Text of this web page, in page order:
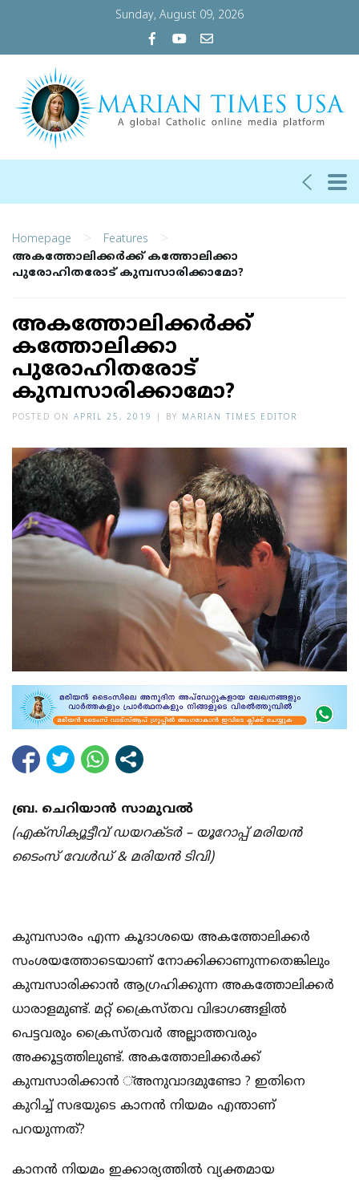
Sunday, August 09, 2026
Homepage > Features >
അകത്തോലിക്കര്‍ക്ക് കത്തോലിക്കാ
പുരോഹിതരോട് കുമ്പസാരിക്കാമോ?
അകത്തോലിക്കര്‍ക്ക്
കത്തോലിക്കാ
പുരോഹിതരോട്
കുമ്പസാരിക്കാമോ?
POSTED ON APRIL 25, 2019 BY MARIAN TIMES EDITOR
ബ്ര. ചെറിയാന്‍ സാമുവല്‍
(എക്‌സിക്യൂട്ടീവ് ഡയറക്ടര്‍ – യൂറോപ്പ് മരിയന്‍
ടൈംസ് വേള്‍ഡ് & മരിയന്‍ ടിവി)
കുമ്പസാരം എന്ന കൂദാശയെ അകത്തോലിക്കര്‍
സംശയത്തോടെയാണ് നോക്കിക്കാണുന്നതെങ്കിലും
കുമ്പസാരിക്കാന്‍ ആഗ്രഹിക്കുന്ന അകത്തോലിക്കര്‍
ധാരാളമുണ്ട്. മറ്റ് ക്രൈസ്തവ വിഭാഗങ്ങളില്‍
പെട്ടവരും ക്രൈസ്തവര്‍ അല്ലാത്തവരും
അക്കൂട്ടത്തിലുണ്ട്. അകത്തോലിക്കര്‍ക്ക്
കുമ്പസാരിക്കാന്‍ ്അനുവാദമുണ്ടോ ? ഇതിനെ
കുറിച്ച് സഭയുടെ കാനന്‍ നിയമം എന്താണ്
പറയുന്നത്?
കാനന്‍ നിയമം ഇക്കാര്യത്തില്‍ വ്യക്തമായ